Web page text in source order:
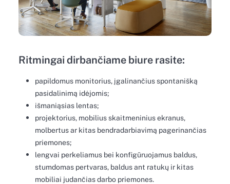
Ritmingai dirbančiame biure rasite:
papildomus monitorius, įgalinančius spontanišką
pasidalinimą idėjomis;
išmaniąsias lentas;
projektorius, mobilius skaitmeninius ekranus,
molbertus ar kitas bendradarbiavimą pagerinančias
priemones;
lengvai perkeliamus bei konfigūruojamus baldus,
stumdomas pertvaras, baldus ant ratukų ir kitas
mobiliai judančias darbo priemones.